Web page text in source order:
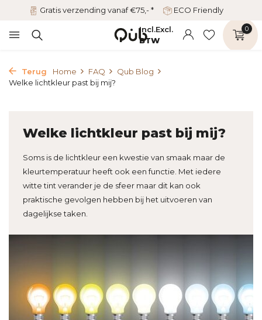
Gratis verzending vanaf €75,- * ECO Friendly
Incl.Excl.
BTW
0
Terug Home FAQ
Qub Blog
Welke lichtkleur past bij mij?
Welke lichtkleur past bij mij?
Soms is de lichtkleur een kwestie van smaak maar de
kleurtemperatuur heeft ook een functie. Met iedere
witte tint verander je de sfeer maar dit kan ook
praktische gevolgen hebben bij het uitvoeren van
dagelijkse taken.